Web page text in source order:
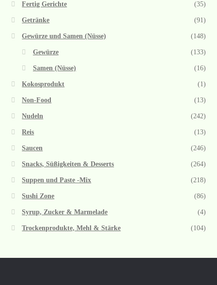
Fertig Gerichte (35)
Getränke (91)
Gewürze und Samen (Nüsse) (148)
Gewürze (133)
Samen (Nüsse) (16)
Kokosprodukt (1)
Non-Food (13)
Nudeln (242)
Reis (13)
Saucen (246)
Snacks, Süßigkeiten & Desserts (264)
Suppen und Paste -Mix (218)
Sushi Zone (86)
Syrup, Zucker & Marmelade (4)
Trockenprodukte, Mehl & Stärke (104)